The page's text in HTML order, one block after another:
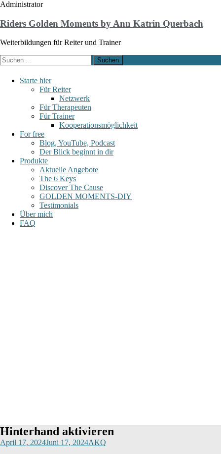
Administrator
Inhalt
Riders Golden Moments by Ann Katrin Querbach
Weiterbildungen für Reiter und Trainer
Suchen
nach:
Starte hier
Für Reiter
Netzwerk
Für Therapeuten
Für Trainer
Kooperationsmöglichkeit
For free
Blog, YouTube, Podcast
Der Blick beginnt in dir
Produkte
Aktuelle Angebote
The 6 Keys
Discover The Cause
GOLDEN MOMENTS-DIY
Testimonials
Über mich
FAQ
Hinterhand aktivieren
April 17, 2024Juni 17, 2024AKQ